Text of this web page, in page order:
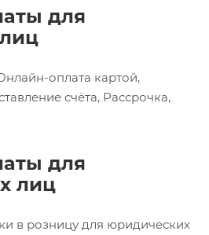
для
оплата картой,
счёта, Рассрочка,
для
лиц
в розницу для юридических